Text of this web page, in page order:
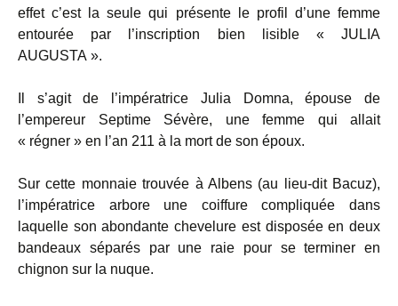
effet c’est la seule qui présente le profil d’une femme
entourée par l’inscription bien lisible « JULIA
AUGUSTA ».
Il s’agit de l’impératrice Julia Domna, épouse de
l’empereur Septime Sévère, une femme qui allait
« régner » en l’an 211 à la mort de son époux.
Sur cette monnaie trouvée à Albens (au lieu-dit Bacuz),
l’impératrice arbore une coiffure compliquée dans
laquelle son abondante chevelure est disposée en deux
bandeaux séparés par une raie pour se terminer en
chignon sur la nuque.